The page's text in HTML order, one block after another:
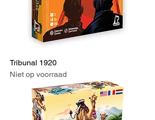
Tribunal 1920
Niet op voorraad